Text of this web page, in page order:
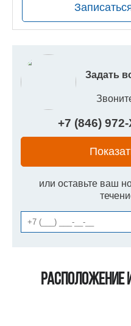
Задать
+7 (846) 972-
или оставьте ваш
Расположение